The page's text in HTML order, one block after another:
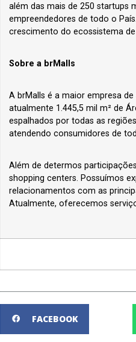
além das mais de 250 startups
empreendedores de todo o
crescimento do ecossistema
Sobre a brMalls
A brMalls é a maior empresa
atualmente 1.445,5 mil m² de
espalhados por todas as
atendendo consumidores de
Além de determos
shopping centers. Possuímos
relacionamentos com as
Atualmente, oferecemos
FACEBOOK